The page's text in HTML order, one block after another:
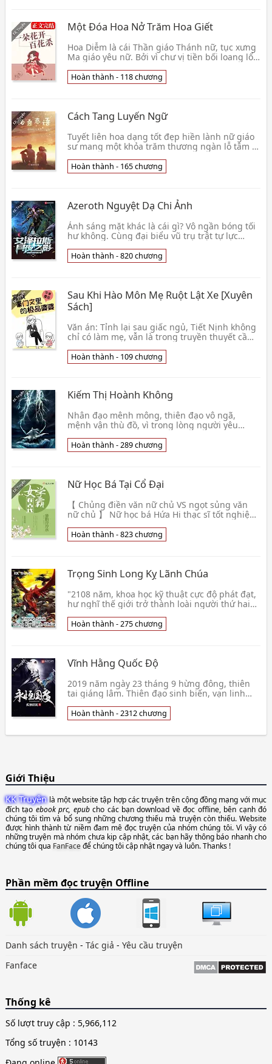
Một Đóa Hoa Nở Trăm Hoa Giết
Hoa Diễm là cái Thần giáo Thánh nữ, tục xưng
Ma giáo yêu nữ. Bởi vì chư vị tiền bối loang lổ
đã👦 Duy Hòa Tống Tử
Hoàn thành - 118 chương
Cách Tang Luyến Ngữ
Tuyết liên hoa dạng tốt đẹp hiền lành nữ giáo
sư mang một khỏa trăm thương ngàn lỗ tâm từ
tuyế👦 Du Nhiên Các Chủ
Hoàn thành - 165 chương
Azeroth Nguyệt Dạ Chi Ảnh
Ánh sáng mặt khác là cái gì? Vô ngần bóng tối
hư không. Cùng đại biểu vũ trụ trật tự lực
khắc l👦 Hàm Ngư Bất Cụ Đột Thứ
Hoàn thành - 820 chương
Sau Khi Hào Môn Mẹ Ruột Lật Xe [Xuyên
Sách]
Văn án: Tỉnh lại sau giấc ngủ, Tiết Nịnh không
chỉ có làm mẹ, vẫn là trong truyền thuyết cầm
bà 👦 Tuyết Gia
Hoàn thành - 109 chương
Kiếm Thị Hoành Không
Nhân đạo mênh mông, thiên đạo vô ngã,
mệnh vận thù đồ, vì trong lòng người yêu
hạ, tuyệt không 👦 Minh Lung
Hoàn thành - 289 chương
Nữ Học Bá Tại Cổ Đại
【 Chủng điền văn nữ chủ VS ngọt sủng văn
nữ chủ 】 Nữ học bá Hứa Hi thạc sĩ tốt nghiệp,
nghiệp, nháy 👦 Tọa Chước Linh Linh Thủy
Hoàn thành - 823 chương
Trọng Sinh Long Kỵ Lãnh Chúa
"2108 năm, khoa học kỹ thuật cực độ phát đạt,
hư nghĩ thế giới trở thành loài người thứ hai
ma👦 Mật Chấp Khấu Nhục
Hoàn thành - 275 chương
Vĩnh Hằng Quốc Độ
2019 năm ngày 23 tháng 9 hừng đông, thiên
tai giáng lâm. Thiên đạo sinh biến, vạn linh
đạo k👦 Cô Độc Phiêu Lưu
Hoàn thành - 2312 chương
Giới Thiệu
KK Truyệnlà một website tập hợp các truyện trên cộng đồng mạng với mục
đích tạoebook prc, epubcho các bạn download về đọc offline, bên cạnh đó
chúng tôi tìm và bổ sung những chương thiếu mà truyện còn thiếu. Website
được hình thành từ niềm đam mê đọc truyện của nhóm chúng tôi. Vì vậy có
những truyện mà nhóm chưa kịp cập nhật, các bạn hãy thông báo nhanh cho
chúng tôi qua FanFaceđể chúng tôi cập nhật ngay và luôn. Thanks !
Phần mềm đọc truyện Offline
Danh sách truyện - Tác giả - Yêu cầu truyện
Fanface
Thống kê
Số lượt truy cập : 5,966,112
Tổng số truyện : 10143